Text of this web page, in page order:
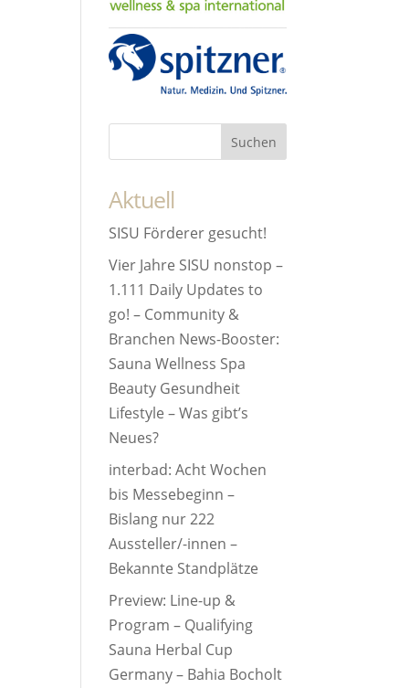
Aktuell
SISU Förderer gesucht!
Vier Jahre SISU nonstop –
1.111 Daily Updates to
go! – Community &
Branchen News-Booster:
Sauna Wellness Spa
Beauty Gesundheit
Lifestyle – Was gibt’s
Neues?
interbad: Acht Wochen
bis Messebeginn –
Bislang nur 222
Aussteller/-innen –
Bekannte Standplätze
Preview: Line-up &
Program – Qualifying
Sauna Herbal Cup
Germany – Bahia Bocholt